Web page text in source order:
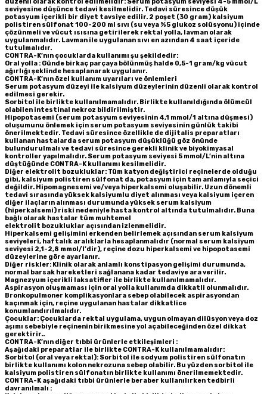
seviyesine düşünce tedavi kesilmelidir. Tedavi süresince düşük
potasyum içerikli bir diyet tavsiye edilir. 2 poşet (30 gram) kalsiyum
polistiren sülfonat 100-200 ml sıvı (su veya %5 glukoz solüsyonu) içinde
çözünmeli ve vücut ısısına getirilerek rektal yolla, lavman olarak
uygulanmalıdır. Lavman ile uygulanan sıvı en azından 4 saat içeride
tutulmalıdır.
CONTRA-K’nın çocuklarda kullanımı şu şekildedir:
Oral yolla : Günde birkaç parçaya bölünmüş halde 0,5-1 gram/kg vücut
ağırlığı şeklinde hesaplanarak uygulanır.
CONTRA-K’nın özel kullanım uyarıları ve önlemleri
Serum potasyum düzeyi ile kalsiyum düzeylerinin düzenli olarak kontrol
edilmesi gerekir.
Sorbitol ile birlikte kullanılmamalıdır. Birlikte kullanıldığında ölümcül
olabilen intestinal nekroz bildirilmiştir.
Hipopotasemi (serum potasyum seviyesinin 4,1 mmol/1 altına düşmesi)
oluşumunu önlemek için serum potasyum seviyesinin günlük takibi
önerilmektedir. Tedavi süresince özellikle de dijitalis preparatları
kullanan hastalarda serum potasyum düşüklüğü göz önünde
bulundurulmalı ve tedavi süresince gerekli klinik ve biyokimyasal
kontroller yapılmalıdır. Serum potasyum seviyesi 5 mmol/L’nin altına
düştüğünde CONTRA-K kullanımı kesilmelidir.
Diğer elektrolit bozukluklar: Tüm katyon değiştirici reçinelerde olduğu
gibi, kalsiyum polistiren sülfonat da, potasyum için tam anlamıyla seçici
değildir. Hipomagnesemi ve/veya hiperkalsemi oluşabilir. Uzun dönemli
tedavi sırasında yüksek kalsiyumlu diyet alınması veya kalsiyum içeren
diğer ilaçların alınması durumunda yüksek serum kalsiyum
(hiperkalsemi) riski nedeniyle hasta kontrol altında tutulmalıdır. Buna
bağlı olarak hastalar tüm muhtemel
elektrolit bozukluklar açısından izlenmelidir.
Hiperkalsemi gelişimini erkenden belirlemek açısından serum kalsiyum
seviyeleri, haftalık aralıklarla hesaplanmalıdır (normal serum kalsiyum
seviyesi 2,1-2,8 mmol/l’dir), reçine dozu hiperkalsemi ve hipopotasemi
düzeylerine göre ayarlanır.
Diğer riskler: Klinik olarak anlamlı konstipasyon gelişimi durumunda,
normal barsak hareketleri sağlanana kadar tedaviye ara verilir.
Magnezyum içerikli laksatifler ile birlikte kullanılmamalıdır.
Aspirasyon oluşmaması için oral yolla kullanımda dikkatli olunmalıdır.
Bronkopulmoner komplikasyonlara sebep olabilecek aspirasyondan
kaçınmak için, reçine uygulanan hastalar dikkatlice
konumlandırılmalıdır.
Çocuklar: Çocuklarda rektal uygulama, uygun olmayan dilüsyon veya doz
aşımı sebebiyle reçinenin birikmesine yol açabileceğinden özel dikkat
gerektirir..
CONTRA-K’nın diğer tıbbi ürünlerle etkileşimleri :
Aşağıdaki preparatlar ile birlikte CONTRA-K kullanılmamalıdır:
Sorbitol (oral veya rektal): Sorbitol ile sodyum polistiren sülfonatın
birlikte kullanımı kolon nekrozuna sebep olabilir. Bu yüzden sorbitol ile
kalsiyum polistiren sülfonatın birlikte kullanımı önerilmemektedir.
CONTRA-K aşağıdaki tıbbi ürünlerle beraber kullanılırken tedbirli
davranılmalı :